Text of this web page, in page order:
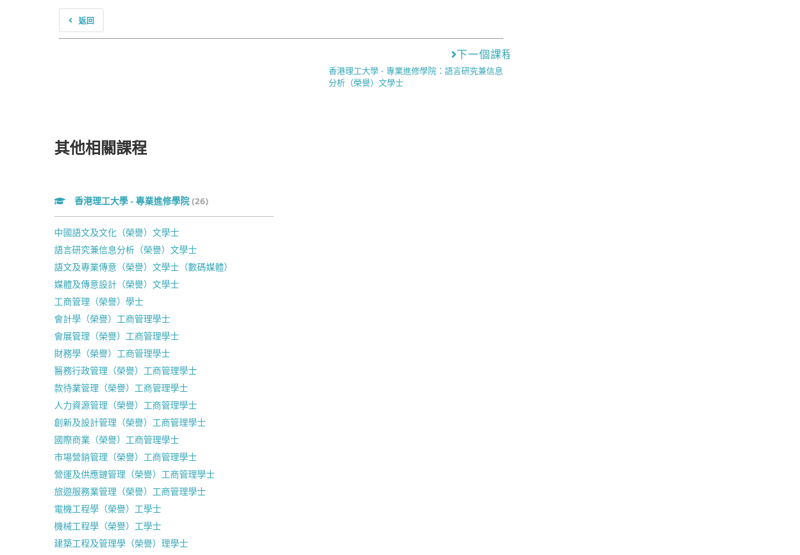
返回
下一個課程
香港理工大學 - 專業進修學院：語言研究兼信息
分析（榮譽）文學士
其他相關課程
香港理工大學 - 專業進修學院 (26)
中國語文及文化（榮譽）文學士
語言研究兼信息分析（榮譽）文學士
語文及專業傳意（榮譽）文學士（數碼媒體）
媒體及傳意設計（榮譽）文學士
工商管理（榮譽）學士
會計學（榮譽）工商管理學士
會展管理（榮譽）工商管理學士
財務學（榮譽）工商管理學士
醫務行政管理（榮譽）工商管理學士
款待業管理（榮譽）工商管理學士
人力資源管理（榮譽）工商管理學士
創新及設計管理（榮譽）工商管理學士
國際商業（榮譽）工商管理學士
市場營銷管理（榮譽）工商管理學士
營運及供應鏈管理（榮譽）工商管理學士
旅遊服務業管理（榮譽）工商管理學士
電機工程學（榮譽）工學士
機械工程學（榮譽）工學士
建築工程及管理學（榮譽）理學士